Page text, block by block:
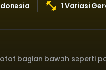
1 Variasi
bagian bawah seperti